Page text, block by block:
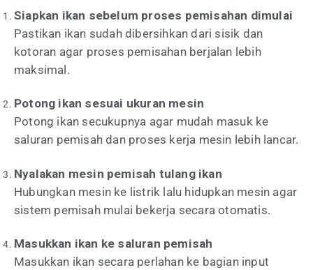
Siapkan ikan sebelum proses pemisahan dimulai
Pastikan ikan sudah dibersihkan dari sisik dan
kotoran agar proses pemisahan berjalan lebih
maksimal.
Potong ikan sesuai ukuran mesin
Potong ikan secukupnya agar mudah masuk ke
saluran pemisah dan proses kerja mesin lebih lancar.
Nyalakan mesin pemisah tulang ikan
Hubungkan mesin ke listrik lalu hidupkan mesin agar
sistem pemisah mulai bekerja secara otomatis.
Masukkan ikan ke saluran pemisah
Masukkan ikan secara perlahan ke bagian input